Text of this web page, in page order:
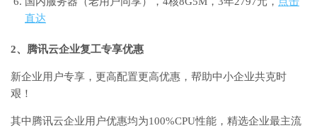
直达
2、腾讯云企业复工专享优惠
新企业用户专享，更高配置更高优惠，帮助中小企业共克时
艰！
其中腾讯云企业用户优惠均为100%CPU性能，精选企业最主流